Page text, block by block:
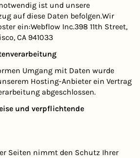
ist und unsere
auf diese Daten befolgen.Wir
ein:Webflow Inc.398 11th Street,
CA 941033
Umgang mit Daten wurde
Hosting-Anbieter ein Vertrag
abgeschlossen.
und verpflichtende
Seiten nimmt den Schutz Ihrer